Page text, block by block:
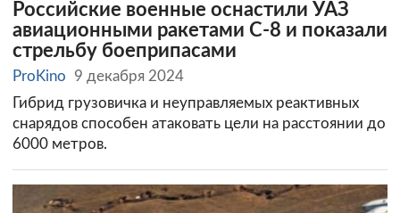
Российские военные оснастили УАЗ
авиационными ракетами С-8 и показали
стрельбу боеприпасами
ProKino
9 декабря 2024
Гибрид грузовичка и неуправляемых реактивных
снарядов способен атаковать цели на расстоянии до
6000 метров.